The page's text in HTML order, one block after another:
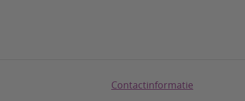
Contactinformatie